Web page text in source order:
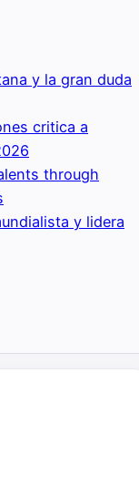
y la gran duda
critica a
through
y lidera